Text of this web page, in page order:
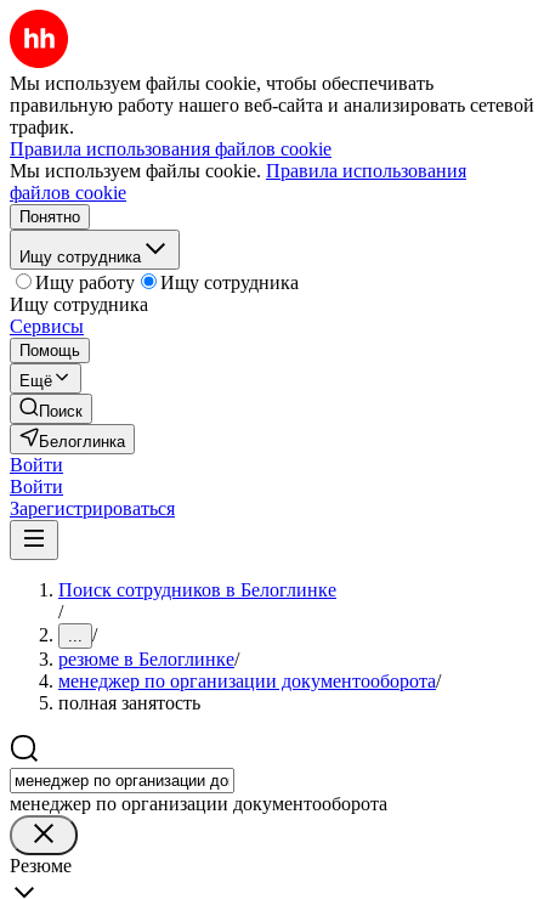
Мы используем файлы cookie, чтобы обеспечивать
правильную работу нашего веб-сайта и анализировать сетевой
трафик.
Правила использования файлов cookie
Мы используем файлы cookie. Правила использования
файлов cookie
Понятно
Ищу сотрудника
Ищу работу
Ищу сотрудника
Ищу сотрудника
Сервисы
Помощь
Ещё
Поиск
Белоглинка
Войти
Войти
Зарегистрироваться
Поиск сотрудников в Белоглинке
/
... /
резюме в Белоглинке/
менеджер по организации документооборота/
полная занятость
менеджер по организации документооборота
Резюме